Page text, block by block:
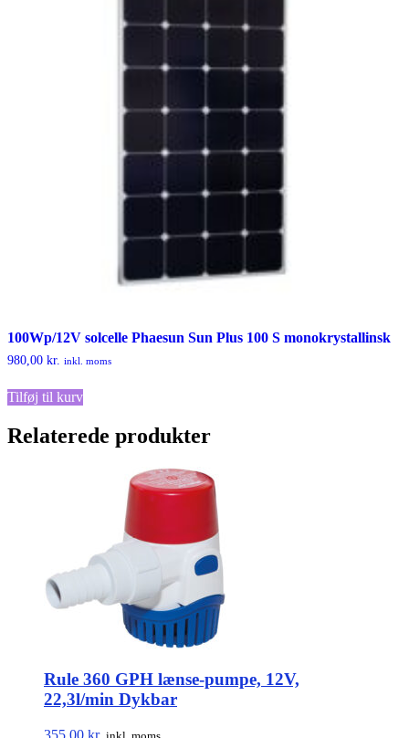
100Wp/12V solcelle Phaesun Sun Plus 100 S monokrystallinsk
980,00 kr. inkl. moms
Tilføj til kurv
Relaterede produkter
Rule 360 GPH lænse-pumpe, 12V,
22,3l/min Dykbar